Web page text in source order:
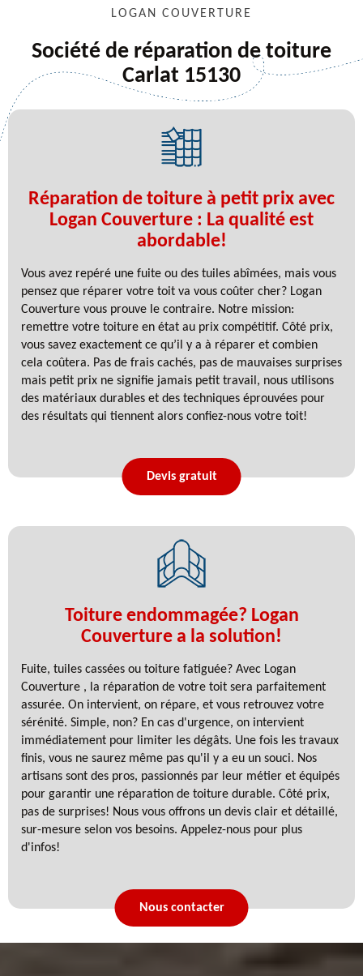
LOGAN COUVERTURE
Société de réparation de toiture
Carlat 15130
Réparation de toiture à petit prix avec
Logan Couverture : La qualité est
abordable!
Vous avez repéré une fuite ou des tuiles abîmées, mais vous
pensez que réparer votre toit va vous coûter cher? Logan
Couverture vous prouve le contraire. Notre mission:
remettre votre toiture en état au prix compétitif. Côté prix,
vous savez exactement ce qu’il y a à réparer et combien
cela coûtera. Pas de frais cachés, pas de mauvaises surprises
mais petit prix ne signifie jamais petit travail, nous utilisons
des matériaux durables et des techniques éprouvées pour
des résultats qui tiennent alors confiez-nous votre toit!
Devis gratuit
Toiture endommagée? Logan
Couverture a la solution!
Fuite, tuiles cassées ou toiture fatiguée? Avec Logan
Couverture , la réparation de votre toit sera parfaitement
assurée. On intervient, on répare, et vous retrouvez votre
sérénité. Simple, non? En cas d'urgence, on intervient
immédiatement pour limiter les dégâts. Une fois les travaux
finis, vous ne saurez même pas qu'il y a eu un souci. Nos
artisans sont des pros, passionnés par leur métier et équipés
pour garantir une réparation de toiture durable. Côté prix,
pas de surprises! Nous vous offrons un devis clair et détaillé,
sur-mesure selon vos besoins. Appelez-nous pour plus
d'infos!
Nous contacter